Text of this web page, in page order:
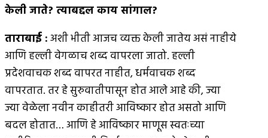
केली जाते? त्याबद्दल काय सांगाल?
ताराबाई :अशी भीती आजच व्यक्त केली जातेय असं नाहीये
आणि हल्ली वेगळाच शब्द वापरला जातो. हल्ली
प्रदेशवाचक शब्द वापरत नाहीत, धर्मवाचक शब्द
वापरतात. तर हे सुरुवातीपासून होत आले आहे की, ज्या
ज्या वेळेला नवीन काहीतरी आविष्कार होत असतो आणि
बदल होतात… आणि हे आविष्कार माणूस स्वतःच्या